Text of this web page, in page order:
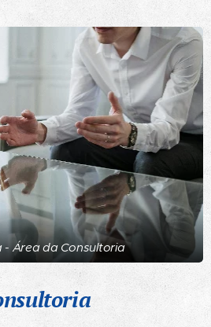
- Área da Consultoria